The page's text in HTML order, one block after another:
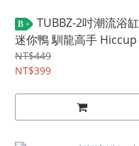
B
TUBBZ-2吋潮流浴缸
迷你鴨 馴龍高手 Hiccup
NT$449
NT$399